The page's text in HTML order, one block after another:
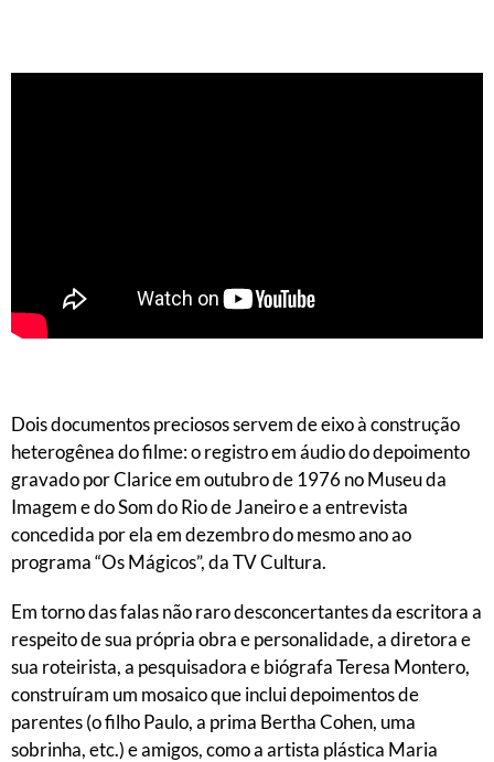
Dois documentos preciosos servem de eixo à construção
heterogênea do filme: o registro em áudio do depoimento
gravado por Clarice em outubro de 1976 no Museu da
Imagem e do Som do Rio de Janeiro e a entrevista
concedida por ela em dezembro do mesmo ano ao
programa “Os Mágicos”, da TV Cultura.
Em torno das falas não raro desconcertantes da escritora a
respeito de sua própria obra e personalidade, a diretora e
sua roteirista, a pesquisadora e biógrafa Teresa Montero,
construíram um mosaico que inclui depoimentos de
parentes (o filho Paulo, a prima Bertha Cohen, uma
sobrinha, etc.) e amigos, como a artista plástica Maria